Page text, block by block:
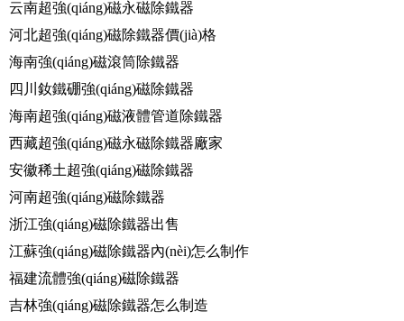
云南超強(qiáng)磁永磁除鐵器
河北超強(qiáng)磁除鐵器價(jià)格
海南強(qiáng)磁滾筒除鐵器
四川釹鐵硼強(qiáng)磁除鐵器
海南超強(qiáng)磁液體管道除鐵器
西藏超強(qiáng)磁永磁除鐵器廠家
安徽稀土超強(qiáng)磁除鐵器
河南超強(qiáng)磁除鐵器
浙江強(qiáng)磁除鐵器出售
江蘇強(qiáng)磁除鐵器內(nèi)怎么制作
福建流體強(qiáng)磁除鐵器
吉林強(qiáng)磁除鐵器怎么制造